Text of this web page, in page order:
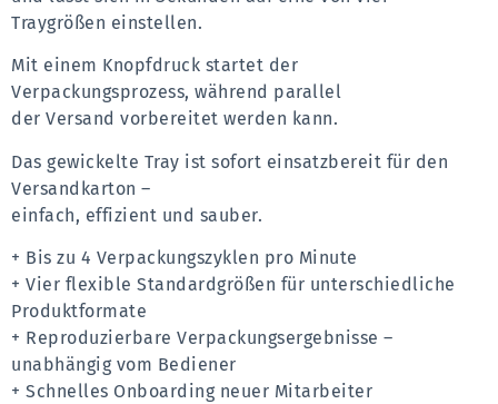
Traygrößen einstellen.
Mit einem Knopfdruck startet der
Verpackungsprozess, ­während parallel
der Versand vorbereitet werden kann.
Das gewickelte Tray ist sofort einsatzbereit für den
Versand­karton –
einfach, effizient und sauber.
+ Bis zu 4 Verpackungszyklen pro Minute
+ Vier flexible Standardgrößen für unterschiedliche
Produktformate
+ Reproduzierbare Verpackungsergebnisse –
unabhängig vom Bediener
+ Schnelles Onboarding neuer Mitarbeiter